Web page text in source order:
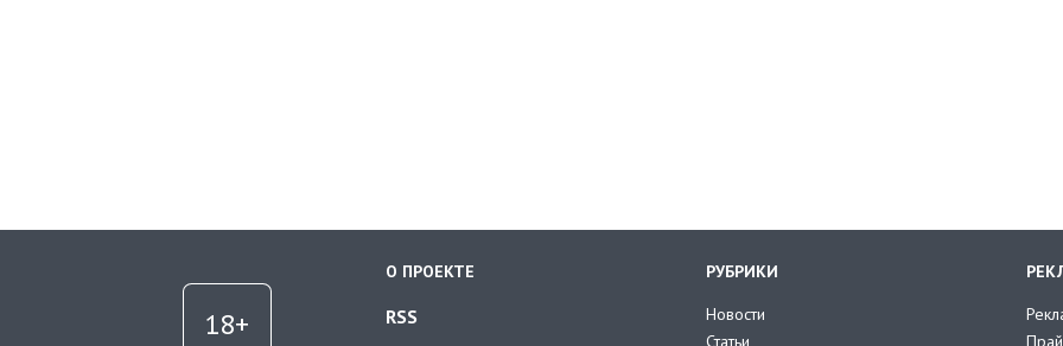
О ПРОЕКТЕ
RSS
РУБРИКИ
Новости
Статьи